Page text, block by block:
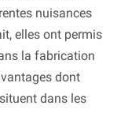
nuisances
elles ont permis
la fabrication
dont
dans les